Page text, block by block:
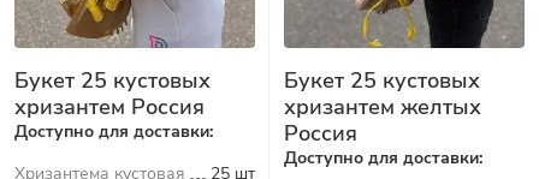
Букет 25 кустовых
хризантем Россия
Доступно для доставки:
Хризантема кустовая
25 шт
Букет 25 кустовых
хризантем желтых
Россия
Доступно для доставки: